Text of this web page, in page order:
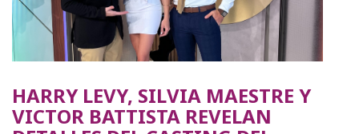
HARRY LEVY, SILVIA MAESTRE Y
VICTOR BATTISTA REVELAN